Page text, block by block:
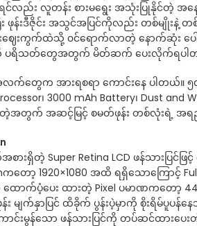
ရင်လည်း လူတန်း စားမရွေး အသုံးပြုနိုင်တဲ့ အ
ဖုန်းဒီဇိုင်း အသွင်အပြင်ကိုလည်း တစ်မျိုးနဲ့
ေးကွက်ထဲသို့ ၀င်ရောက်လာတဲ့ နောက်ဆုံး ပေါ်
တီ ပရိသတ်တွေအတွက် မိတ်ဆက် ပေးလိုက်ရပါ
က်တွေက အားရစရာ ကောင်းနေ ပါတယ်။ ၅လ
Processor၊ 3000 mAh Battery၊
ားတဲ့အတွက် အဆင့်မြင့် စမတ်ဖုန်း တစ်လုံး
စားရှိတဲ့ Super Retina LCD ဖန်သား
ကတော့ 1920×1080 အထိ ရရှိသောကြ
ထောက်ပံ့ပေး ထားတဲ့ Pixel ပမာဏကတ
း မျက်နှာပြင် ထိခိုက် ပွန်းပဲ့မှာကို စိုးရိမ်ပူပန်န
င်းမွန်သော ဖန်သားပြင်ကို တပ်ဆင်ထား